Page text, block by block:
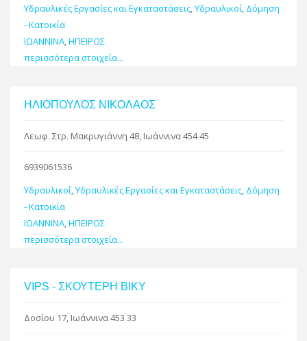
Υδραυλικές Εργασίες και Εγκαταστάσεις,Υδραυλικοί, Δόμηση
- Κατοικία
ΙΩΑΝΝΙΝΑ,ΗΠΕΙΡΟΣ
περισσότερα στοιχεία...
ΗΛΙΟΠΟΥΛΟΣ ΝΙΚΟΛΑΟΣ
Λεωφ. Στρ. Μακρυγιάννη 48, Ιωάννινα 454 45
6939061536
Υδραυλικοί,Υδραυλικές Εργασίες και Εγκαταστάσεις, Δόμηση
- Κατοικία
ΙΩΑΝΝΙΝΑ,ΗΠΕΙΡΟΣ
περισσότερα στοιχεία...
VIPS - ΣΚΟΥΤΕΡΗ ΒΙΚΥ
Δοσίου 17, Ιωάννινα 453 33